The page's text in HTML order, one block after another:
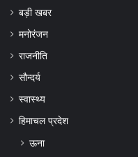
बड़ी खबर
मनोरंजन
राजनीति
सौन्दर्य
स्वास्थ्य
हिमाचल प्रदेश
ऊना